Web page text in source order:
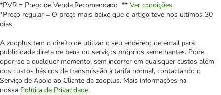
*PVR = Preço de Venda Recomendado ** Ver condições
*Preço regular = O preço mais baixo que o artigo teve nos últimos 30
dias.
A zooplus tem o direito de utilizar o seu endereço de email para
publicidade direta de bens ou serviços próprios semelhantes. Pode
opor-se a qualquer momento, sem incorrer em quaisquer custos além
dos custos básicos de transmissão à tarifa normal, contactando o
Serviço de Apoio ao Cliente da zooplus. Mais informações na
nossa Política de Privacidade